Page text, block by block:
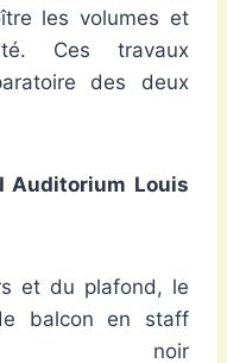
les volumes et
Ces travaux
des deux
Auditorium Louis
et du plafond, le
balcon en staff
noir